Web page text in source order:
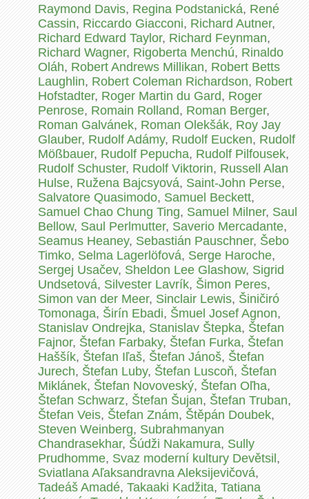
Raymond Davis,Regina Podstanická,René
Cassin,Riccardo Giacconi,Richard Autner,
Richard Edward Taylor,Richard Feynman,
Richard Wagner,Rigoberta Menchú,Rinaldo
Oláh,Robert Andrews Millikan,Robert Betts
Laughlin,Robert Coleman Richardson,Robert
Hofstadter,Roger Martin du Gard,Roger
Penrose,Romain Rolland,Roman Berger,
Roman Galvánek,Roman Olekšák,Roy Jay
Glauber,Rudolf Adámy,Rudolf Eucken,Rudolf
Mößbauer,Rudolf Pepucha,Rudolf Pilfousek,
Rudolf Schuster,Rudolf Viktorin,Russell Alan
Hulse,Ružena Bajcsyová,Saint-John Perse,
Salvatore Quasimodo,Samuel Beckett,
Samuel Chao Chung Ting,Samuel Milner,Saul
Bellow,Saul Perlmutter,Saverio Mercadante,
Seamus Heaney,Sebastián Pauschner,Šebo
Timko,Selma Lagerlöfová,Serge Haroche,
Sergej Usačev,Sheldon Lee Glashow,Sigrid
Undsetová,Silvester Lavrík,Šimon Peres,
Simon van der Meer,Sinclair Lewis,Šiničiró
Tomonaga,Širín Ebadi,Šmuel Josef Agnon,
Stanislav Ondrejka,Stanislav Štepka,Štefan
Fajnor,Štefan Farbaky,Štefan Furka,Štefan
Haššík,Štefan Iľaš,Štefan Jánoš,Štefan
Jurech,Štefan Luby,Štefan Luscoň,Štefan
Miklánek,Štefan Novoveský,Štefan Oľha,
Štefan Schwarz,Štefan Šujan,Štefan Truban,
Štefan Veis,Štefan Znám,Štěpán Doubek,
Steven Weinberg,Subrahmanyan
Chandrasekhar,Šúdži Nakamura,Sully
Prudhomme,Svaz moderní kultury Devětsil,
Sviatlana Aľaksandravna Aleksijevičová,
Tadeáš Amadé,Takaaki Kadžita,Tatiana